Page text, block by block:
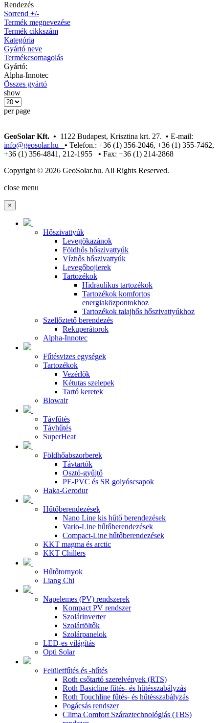
Rendezés
Sorrend +/-
Termék megnevezése
Termék cikkszám
Kategória
Gyártó neve
Termékcsomagolás
Gyártó:
Alpha-Innotec
Összes gyártó
show
per page
GeoSolar Kft. • 1122 Budapest, Krisztina krt. 27. • E-mail:
info@geosolar.hu • Telefon.: +36 (1) 356-2046, +36 (1) 355-7462,
+36 (1) 356-4841, 212-1955 • Fax: +36 (1) 214-2868
Copyright © 2026 GeoSolar.hu. All Rights Reserved.
close menu
×
Hőszivattyúk
Levegőkazánok
Földhős hőszivattyúk
Vízhős hőszivattyúk
Levegőbojlerek
Tartozékok
Hidraulikus tartozékok
Tartozékok komfortos
energiaközpontokhoz
Tartozékok talajhős hőszivattyúkhoz
Szellőztető berendezés
Rekuperátorok
Alpha-Innotec
Fűtésvizes egységek
Tartozékok
Vezérlők
Kétutas szelepek
Tartó keretek
Blowair
Távfűtés
Távhűtés
SuperHeat
Földhőabszorberek
Távtartók
Osztó-gyűjtő
PE-PVC és SR golyóscsapok
Haka-Gerodur
Hűtőberendezések
Nano Line kis hűtő berendezések
Vario-Line hűtőberendezések
Compact-Line hűtőberendezések
KKT magma és arctic
KKT Chillers
Hűtőtornyok
Liang Chi
Napelemes (PV) rendszerek
Kompact PV rendszer
Szolárinverter
Szolártöltők
Szolárpanelok
LED-es világítás
Opti Solar
Felületfűtés és -hűtés
Roth csőtartó szerelvények (RTS)
Roth Basicline fűtés- és hűtésszabályzás
Roth Touchline fűtés- és hűtésszabályzás
Pogácsás rendszer
Clima Comfort Száraztechnológiás (TBS)